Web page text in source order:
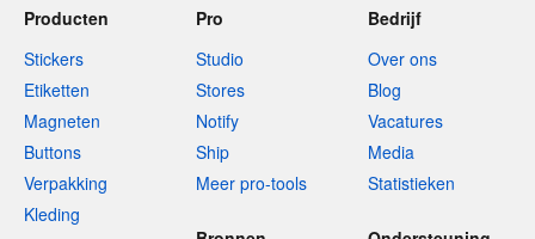
Producten
Stickers
Etiketten
Magneten
Buttons
Verpakking
Kleding
Pro
Studio
Stores
Notify
Ship
Meer pro-tools
Bedrijf
Over ons
Blog
Vacatures
Media
Statistieken